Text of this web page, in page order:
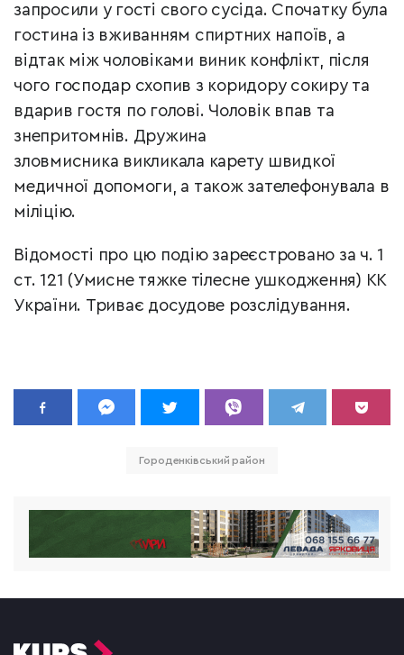
запросили у гості свого сусіда. Спочатку була
гостина із вживанням спиртних напоїв, а
відтак між чоловіками виник конфлікт, після
чого господар схопив з коридору сокиру та
вдарив гостя по голові. Чоловік впав та
знепритомнів. Дружина
зловмисника викликала карету швидкої
медичної допомоги, а також зателефонувала в
міліцію.
Відомості про цю подію зареєстровано за ч. 1
ст. 121 (Умисне тяжке тілесне ушкодження) КК
України. Триває досудове розслідування.
Городенківський район